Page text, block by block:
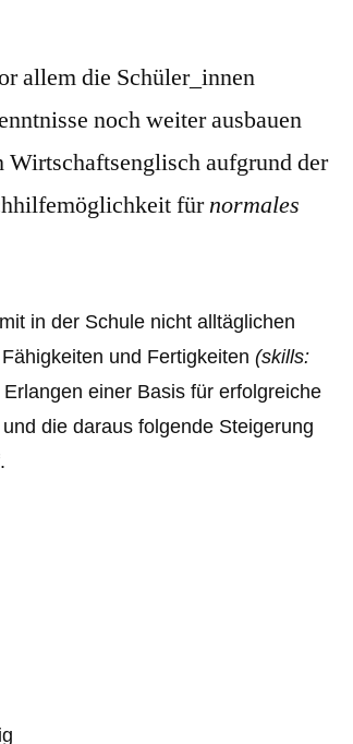
allem die Schüler_innen
noch weiter ausbauen
aufgrund der
fürnormales
in der Schule nicht alltäglichen
und Fertigkeiten(skills:
Erlangen einer Basis für erfolgreiche
die daraus folgende Steigerung